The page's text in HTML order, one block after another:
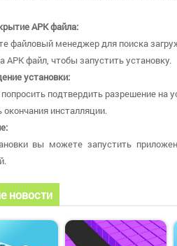
APK файла:
файловый менеджер для поиска
APK файл, чтобы запустить установку.
установки:
подтвердить разрешение на
инсталляции.
вы можете запустить
новости